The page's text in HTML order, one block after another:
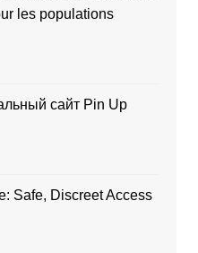
les populations
сайт Pin Up
Safe, Discreet Access